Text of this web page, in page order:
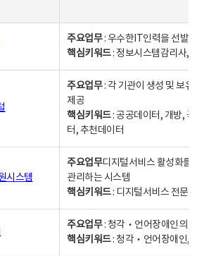
주요업무: 우수한IT인력을 선발
핵심키워드: 정보시스템감리사,
주요업무: 각 기관이 생성 및 보
제공
핵심키워드: 공공데이터, 개방,
터, 추천데이터
시스템
주요업무디지털서비스 활성화를
관리하는 시스템
핵심키워드: 디지털서비스 전문
주요업무: 청각‧언어장애인의
핵심키워드: 청각‧언어장애인,